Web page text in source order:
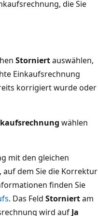
die Sie
Storniertauswählen,
Einkaufsrechnung
korrigiert wurde oder
wählen
mit den gleichen
dem Sie die Korrektur
finden Sie
. Das Feld Storniertam
wird auf Ja